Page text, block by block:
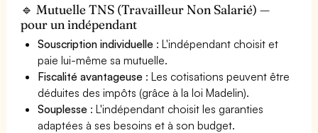
🔹 Mutuelle TNS (Travailleur Non Salarié) —
pour un indépendant
Souscription individuelle : L'indépendant choisit et
paie lui-même sa mutuelle.
Fiscalité avantageuse : Les cotisations peuvent être
déduites des impôts (grâce à la loi Madelin).
Souplesse : L'indépendant choisit les garanties
adaptées à ses besoins et à son budget.